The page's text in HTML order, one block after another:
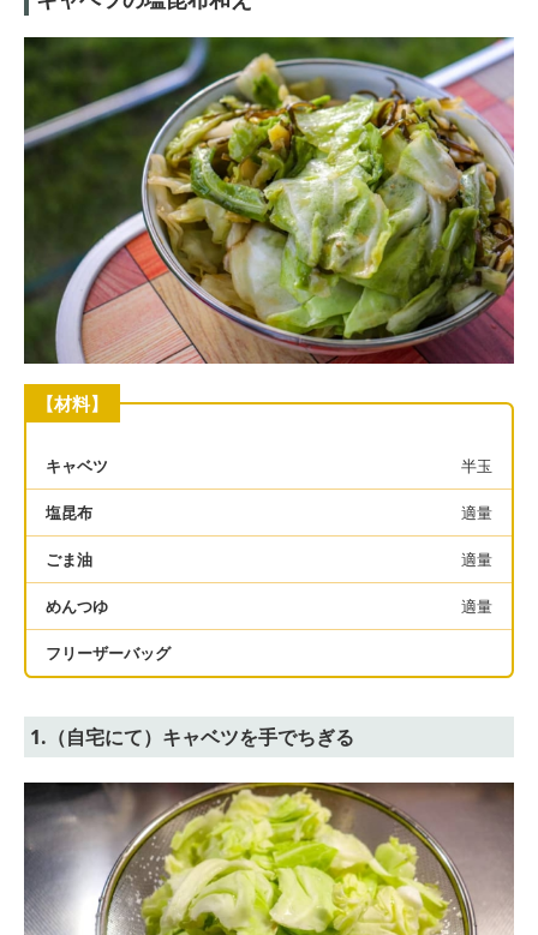
【材料】
キャベツ 半玉
塩昆布 適量
ごま油 適量
めんつゆ 適量
フリーザーバッグ
1.（自宅にて）キャベツを手でちぎる